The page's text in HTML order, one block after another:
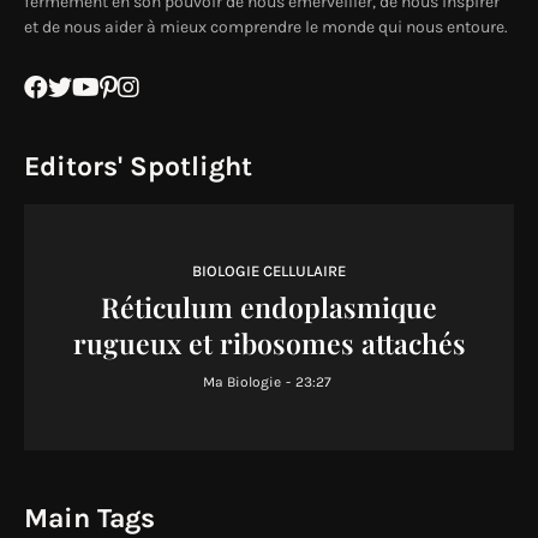
et de nous aider à mieux comprendre le monde qui nous entoure.
Editors' Spotlight
BIOLOGIE CELLULAIRE
Réticulum endoplasmique
rugueux et ribosomes attachés
Ma Biologie - 23:27
Main Tags